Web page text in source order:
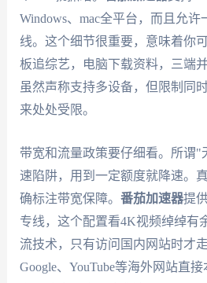
Windows、mac全平台，而且允
线。这个细节很重要，意味着你
板追综艺，电脑下载资料，三端
虽然声称支持多设备，但限制同
来处处受限。
带宽和流量政策要仔细看。所谓"
速陷阱，用到一定额度就降速。
确标注带宽保障。 番茄加速器提
专线，这个配置看4K视频绰绰有
流技术，只有访问国内网站时才
Google、YouTube等海外网站直